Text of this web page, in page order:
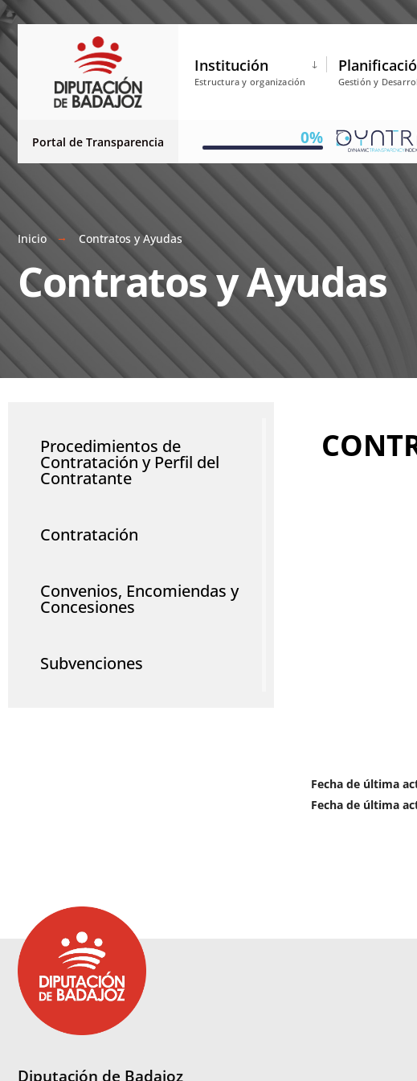
Institución
Estructura y organización Gestión y
Portal de Transparencia 0%
Inicio Contratos y Ayudas
Contratos y Ayudas
Procedimientos de
Contratación y Perfil del
Contratante
Contratación
Convenios, Encomiendas y
Concesiones
Subvenciones
Fecha de última
Fecha de última
Diputación de Badajoz